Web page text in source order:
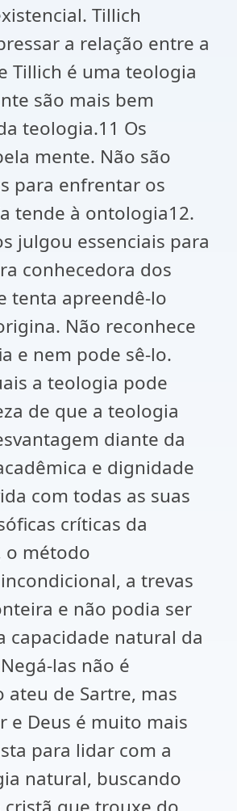
Tillich
a relação entre a
Tillich é uma teologia
são mais bem
teologia.11 Os
mente. Não são
para enfrentar os
tende à ontologia12.
julgou essenciais para
conhecedora dos
tenta apreendê-lo
Não reconhece
e nem pode sê-lo.
a teologia pode
de que a teologia
diante da
e dignidade
com todas as suas
críticas da
o método
a trevas
e não podia ser
capacidade natural da
las não é
de Sartre, mas
e Deus é muito mais
para lidar com a
natural, buscando